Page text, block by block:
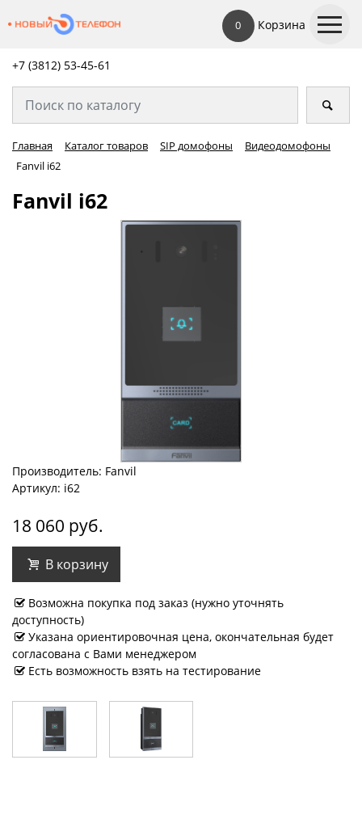
0 Корзина
+7 (3812) 53-45-61
Главная Каталог товаров SIP домофоны
Видеодомофоны
Fanvil i62
Fanvil i62
Производитель: Fanvil
Артикул: i62
18 060 руб.
В корзину
Возможна покупка под заказ (нужно уточнять
доступность)
Указана ориентировочная цена, окончательная будет
согласована с Вами менеджером
Есть возможность взять на тестирование